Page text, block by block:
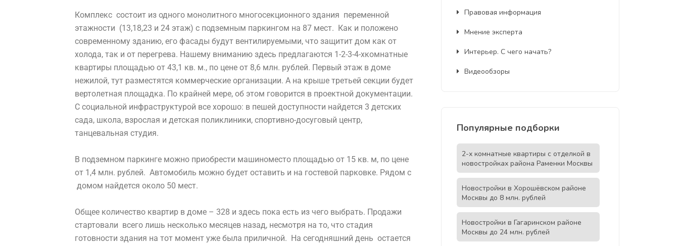
Комплекс состоит из одного монолитного многосекционного здания переменной
этажности (13,18,23 и 24 этаж) с подземным паркингом на 87 мест. Как и положено
современному зданию, его фасады будут вентилируемыми, что защитит дом как от
холода, так и от перегрева. Нашему вниманию здесь предлагаются 1-2-3-4-хкомнатные
квартиры площадью от 43,1 кв. м., по цене от 8,6 млн. рублей. Первый этаж в доме
нежилой, тут разместятся коммерческие организации. А на крыше третьей секции будет
вертолетная площадка. По крайней мере, об этом говорится в проектной документации.
С социальной инфраструктурой все хорошо: в пешей доступности найдется 3 детских
сада, школа, взрослая и детская поликлиники, спортивно-досуговый центр,
танцевальная студия.
В подземном паркинге можно приобрести машиноместо площадью от 15 кв. м, по цене
от 1,4 млн. рублей. Автомобиль можно будет оставить и на гостевой парковке. Рядом с
домом найдется около 50 мест.
Общее количество квартир в доме – 328 и здесь пока есть из чего выбрать. Продажи
стартовали всего лишь несколько месяцев назад, несмотря на то, что стадия
готовности здания на тот момент уже была приличной. На сегодняшний день остается
Правовая информация
Мнение эксперта
Интерьер. С чего начать?
Видеообзоры
Популярные подборки
2-х комнатные квартиры с отделкой в
новостройках района Раменки Москвы
Новостройки в Хорошёвском районе
Москвы до 8 млн. рублей
Новостройки в Гагаринском районе
Москвы до 24 млн. рублей